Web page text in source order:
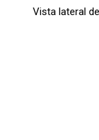
Vista lateral